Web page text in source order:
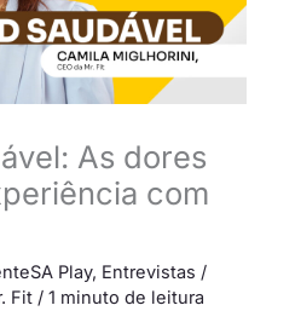
As dores
com
Play, Entrevistas /
Fit / 1 minuto de leitura